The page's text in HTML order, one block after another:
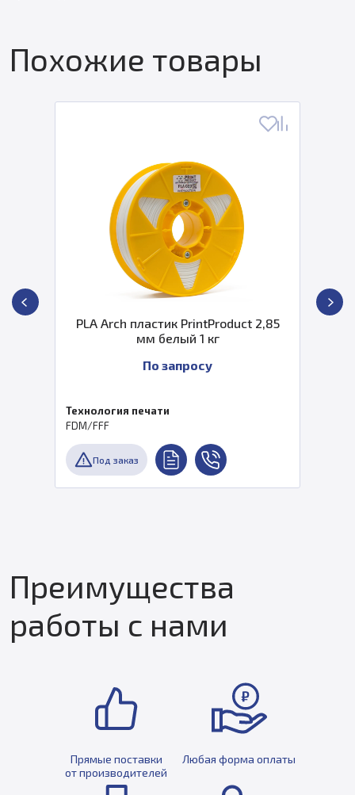
Похожие товары
PLA Arch пластик PrintProduct 2,85
мм белый 1 кг
По запросу
Технология печати
FDM/FFF
Под заказ
Преимущества
работы с нами
Прямые поставки
от производителей
Любая форма оплаты